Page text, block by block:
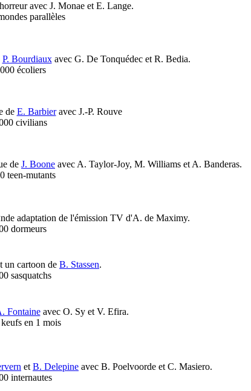
avec J. Monae et E. Lange.
parallèles
P. Bourdiauxavec G. De Tonquédec et R. Bedia.
écoliers
de E. Barbieravec J.-P. Rouve
civilians
de J. Boone avec A. Taylor-Joy, M. Williams et A. Banderas.
teen-mutants
adaptation de l'émission TV d'A. de Maximy.
dormeurs
un cartoon de B. Stassen.
sasquatchs
Fontaineavec O. Sy et V. Efira.
en 1 mois
et B. Delepine avec B. Poelvoorde et C. Masiero.
internautes